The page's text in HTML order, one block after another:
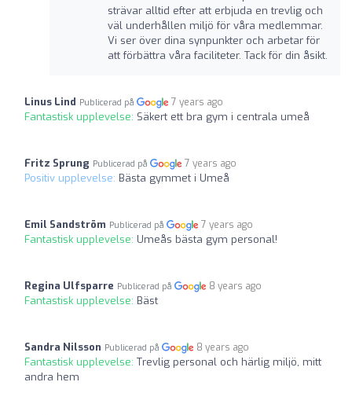
strävar alltid efter att erbjuda en trevlig och
väl underhållen miljö för våra medlemmar.
Vi ser över dina synpunkter och arbetar för
att förbättra våra faciliteter. Tack för din åsikt.
Linus Lind Publicerad på 7 years ago
Fantastisk upplevelse: Säkert ett bra gym i centrala umeå
Fritz Sprung Publicerad på 7 years ago
Positiv upplevelse: Bästa gymmet i Umeå
Emil Sandström Publicerad på 7 years ago
Fantastisk upplevelse: Umeås bästa gym personal!
Regina Ulfsparre Publicerad på 8 years ago
Fantastisk upplevelse: Bäst
Sandra Nilsson Publicerad på 8 years ago
Fantastisk upplevelse: Trevlig personal och härlig miljö, mitt
andra hem